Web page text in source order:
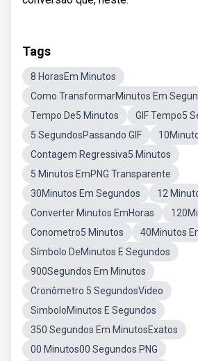
Tags
8 HorasEm Minutos
Como TransformarMinutos Em
Tempo De5 Minutos
GIF Tempo5
5 SegundosPassando GIF
Contagem Regressiva5 Minutos
5 Minutos EmPNG Transparente
30Minutos Em Segundos
12
Converter Minutos EmHoras
Conometro5 Minutos
40Minutos
Símbolo DeMinutos E Segundos
900Segundos Em Minutos
Cronômetro 5 SegundosVideo
SimboloMinutos E Segundos
350 Segundos Em MinutosExatos
00 Minutos00 Segundos PNG